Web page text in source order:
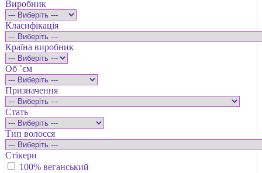
Виробник
Класифікація
Країна виробник
Об `єм
Призначення
Стать
Тип волосся
Стікери
100% веганський